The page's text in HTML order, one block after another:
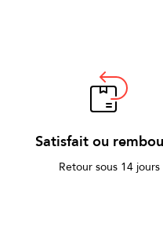
Satisfait ou
Retour sous 14 jours